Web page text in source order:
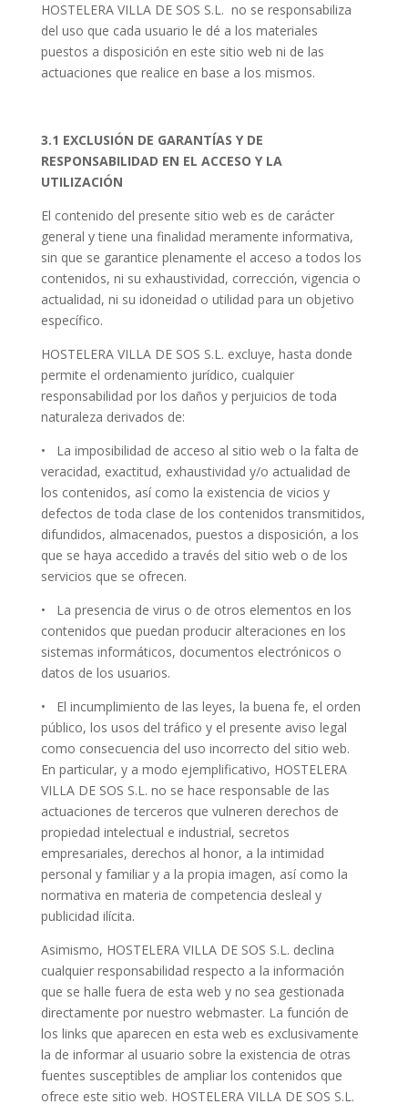
HOSTELERA VILLA DE SOS S.L. no se responsabiliza
del uso que cada usuario le dé a los materiales
puestos a disposición en este sitio web ni de las
actuaciones que realice en base a los mismos.
3.1 EXCLUSIÓN DE GARANTÍAS Y DE
RESPONSABILIDAD EN EL ACCESO Y LA
UTILIZACIÓN
El contenido del presente sitio web es de carácter
general y tiene una finalidad meramente informativa,
sin que se garantice plenamente el acceso a todos los
contenidos, ni su exhaustividad, corrección, vigencia o
actualidad, ni su idoneidad o utilidad para un objetivo
específico.
HOSTELERA VILLA DE SOS S.L. excluye, hasta donde
permite el ordenamiento jurídico, cualquier
responsabilidad por los daños y perjuicios de toda
naturaleza derivados de:
• La imposibilidad de acceso al sitio web o la falta de
veracidad, exactitud, exhaustividad y/o actualidad de
los contenidos, así como la existencia de vicios y
defectos de toda clase de los contenidos transmitidos,
difundidos, almacenados, puestos a disposición, a los
que se haya accedido a través del sitio web o de los
servicios que se ofrecen.
• La presencia de virus o de otros elementos en los
contenidos que puedan producir alteraciones en los
sistemas informáticos, documentos electrónicos o
datos de los usuarios.
• El incumplimiento de las leyes, la buena fe, el orden
público, los usos del tráfico y el presente aviso legal
como consecuencia del uso incorrecto del sitio web.
En particular, y a modo ejemplificativo, HOSTELERA
VILLA DE SOS S.L. no se hace responsable de las
actuaciones de terceros que vulneren derechos de
propiedad intelectual e industrial, secretos
empresariales, derechos al honor, a la intimidad
personal y familiar y a la propia imagen, así como la
normativa en materia de competencia desleal y
publicidad ilícita.
Asimismo, HOSTELERA VILLA DE SOS S.L. declina
cualquier responsabilidad respecto a la información
que se halle fuera de esta web y no sea gestionada
directamente por nuestro webmaster. La función de
los links que aparecen en esta web es exclusivamente
la de informar al usuario sobre la existencia de otras
fuentes susceptibles de ampliar los contenidos que
ofrece este sitio web. HOSTELERA VILLA DE SOS S.L.